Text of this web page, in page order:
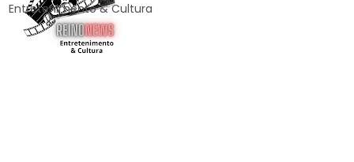
Entretenimento & Cultura